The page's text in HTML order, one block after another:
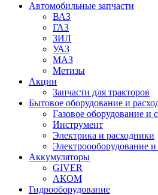
Автомобильные запчасти
ВАЗ
ГАЗ
ЗИЛ
УАЗ
МАЗ
Метизы
Акции
Запчасти для тракторов
Бытовое оборудование и
Газовое оборудование и
Инструмент
Электрика и расходники
Электроооборудование
Аккумуляторы
GIVER
АКОМ
Гидрооборудование